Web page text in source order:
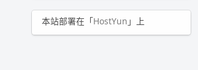
本站部署在「HostYun 」上